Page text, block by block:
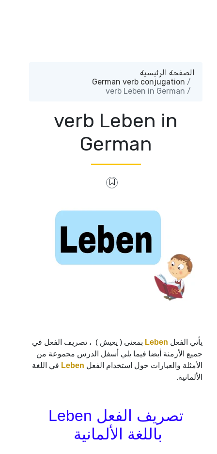
الصفحة الرئيسية
German verb conjugation
verb Leben in
German
يأتي الفعل Leben بمعنى ( يعيش ) ، تصريف الفعل في
جميع الأزمنة أيضا فيما يلي أسفل الدرس مجموعة من
الأمثلة والعبارات حول استخدام الفعل Leben في اللغة
الألمانية.
تصريف الفعل Leben
باللغة الألمانية